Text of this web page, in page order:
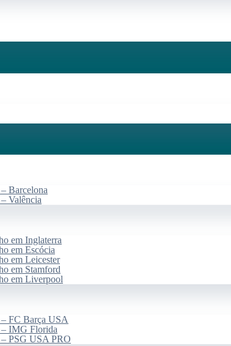
Barcelona
Valência
em Inglaterra
em Escócia
em Leicester
em Stamford
em Liverpool
FC Barça USA
– IMG Florida
PSG USA PRO